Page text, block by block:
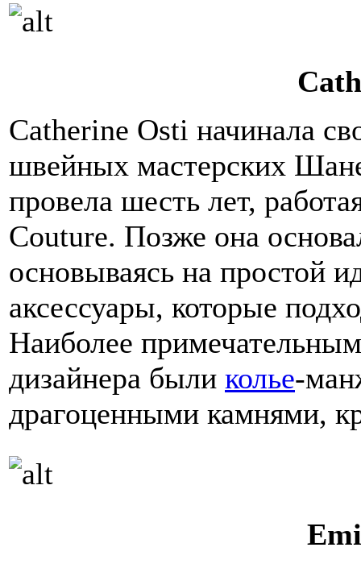
Catherine Osti начинала
швейных мастерских
провела шесть лет,
Couture. Позже она
основываясь на простой
аксессуары, которые
Наиболее
дизайнера были колье-
драгоценными камнями,